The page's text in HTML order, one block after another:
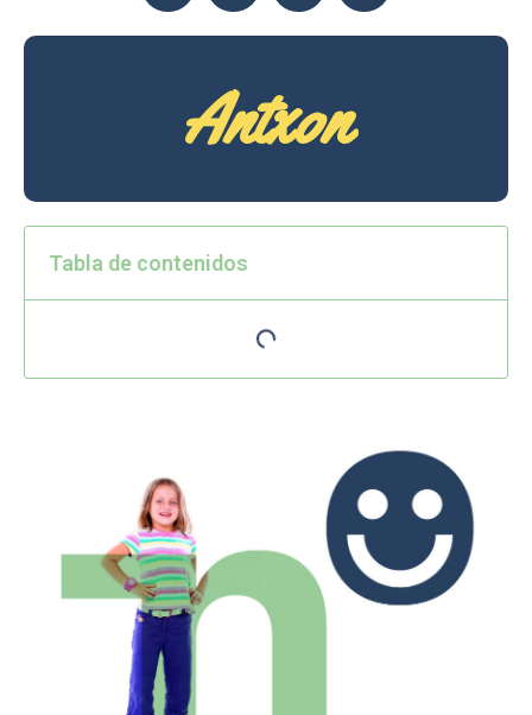
Antxon
Tabla de contenidos